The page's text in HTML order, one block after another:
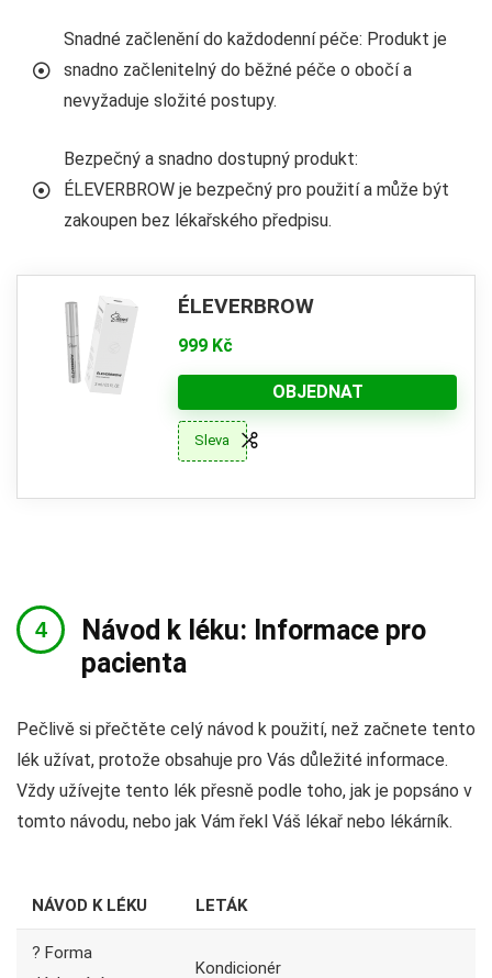
Snadné začlenění do každodenní péče: Produkt je
snadno začlenitelný do běžné péče o obočí a
nevyžaduje složité postupy.
Bezpečný a snadno dostupný produkt:
ÉLEVERBROW je bezpečný pro použití a může být
zakoupen bez lékařského předpisu.
ÉLEVERBROW
999 Kč
OBJEDNAT
Sleva
Návod k léku: Informace pro
pacienta
Pečlivě si přečtěte celý návod k použití, než začnete tento
lék užívat, protože obsahuje pro Vás důležité informace.
Vždy užívejte tento lék přesně podle toho, jak je popsáno v
tomto návodu, nebo jak Vám řekl Váš lékař nebo lékárník.
NÁVOD K LÉKU LETÁK
? Forma
Kondicionér